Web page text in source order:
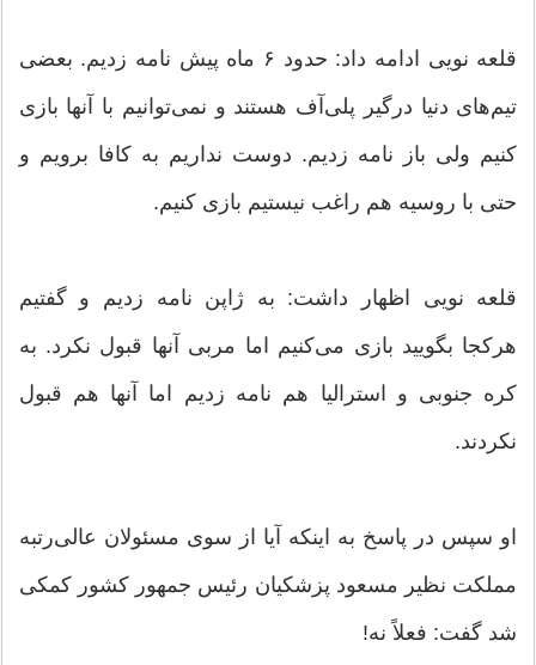
قلعه نویی ادامه داد: حدود ۶ ماه پیش نامه زدیم. بعضی
تیم‌های دنیا درگیر پلی‌آف هستند و نمی‌توانیم با آنها بازی
کنیم ولی باز نامه زدیم. دوست نداریم به کافا برویم و
حتی با روسیه هم راغب نیستیم بازی کنیم.
قلعه نویی اظهار داشت: به ژاپن نامه زدیم و گفتیم
هرکجا بگویید بازی می‌کنیم اما مربی آنها قبول نکرد. به
کره جنوبی و استرالیا هم نامه زدیم اما آنها هم قبول
نکردند.
او سپس در پاسخ به اینکه آیا از سوی مسئولان عالی‌رتبه
مملکت نظیر مسعود پزشکیان رئیس جمهور کشور کمکی
شد گفت: فعلاً نه!